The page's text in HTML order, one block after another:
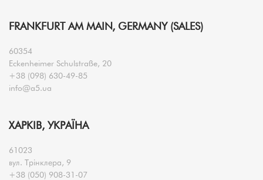
FRANKFURT AM MAIN, GERMANY (SALES)
60354
Eckenheimer Schulstraße, 20
+38 (098) 630-49-85
info@a5.ua
ХАРКІВ, УКРАЇНА
61023
вул. Трінклера, 9
+38 (050) 908-31-07